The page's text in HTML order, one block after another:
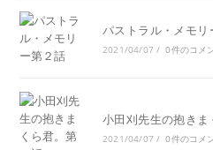
パストラル・メモリ
2021/04/07 / 0件のコメ
小田刈先生の抱き
2021/04/07 / 0件のコメ